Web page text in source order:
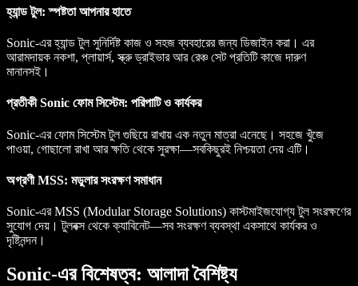
হ্যান্ড টুল: স্পষ্টতা আপনার হাতে
Sonic-এর হ্যান্ড টুল সুনির্দিষ্ট কাজ ও সহজ ব্যবহারের জন্য ডিজাইন করা। এর
আরামদায়ক নকশা, প্লায়ার্স, স্ক্রু ড্রাইভার আর রেঞ্চ সেট প্রতিটি কাজে দারুণ
মানানসই।
প্রতীকী Sonic ফোম সিস্টেম: পরিপাটি ও কার্যকর
Sonic-এর ফোম সিস্টেম টুল গুছিয়ে রাখায় এক নতুন মাত্রা এনেছে। সহজে খুঁজে
পাওয়া, গোছালো রাখা আর ক্ষতি থেকে সুরক্ষা—সবকিছুরই নিশ্চয়তা দেয় এটি।
অগ্রণী MSS: মডুলার সংরক্ষণ সমাধান
Sonic-এর MSS (Modular Storage Solutions) কাস্টমাইজযোগ্য টুল সংরক্ষণের
সুযোগ দেয়। টুলবক্স থেকে ক্যাবিনেট—সব সংরক্ষণ ব্যবস্থা একসাথে কার্যকর ও
দৃষ্টিনন্দন।
Sonic-এর বিশেষত্ব: আলাদা বৈশিষ্ট্য